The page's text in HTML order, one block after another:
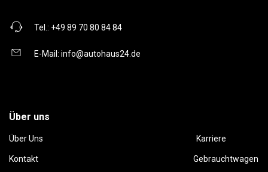
Tel.: +49 89 70 80 84 84
E-Mail: info@autohaus24.de
Über uns
Über Uns Karriere
Kontakt Gebrauchtwagen